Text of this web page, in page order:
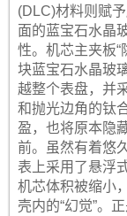
(DLC)材料则赋
面的蓝宝石水晶
性。机芯主夹板“
块蓝宝石水晶玻
越整个表盘，并
和抛光边角的钛
盈，也将原本隐
前。虽然有着悠
表上采用了悬浮
机芯体积被缩小
壳内的“幻觉”。